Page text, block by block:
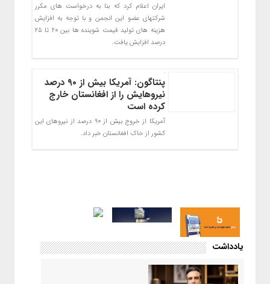
ایران اعلام کرد که بنا به درخواست های مکرر
شرکتهای عضو این انجمن و با توجه به افزایش
هزینه های تولید قیمت شوینده ها بین ۲۰ تا ۲۵
درصد افزایش یافت.
پنتاگون: آمریکا بیش از ۹۰ درصد
نیروهایش را از افغانستان خارج
کرده است
آمریکا از خروج بیش از ۹۰ درصد از نیروهای این
کشور از خاک افغانستان خبر داد.
یادداشت